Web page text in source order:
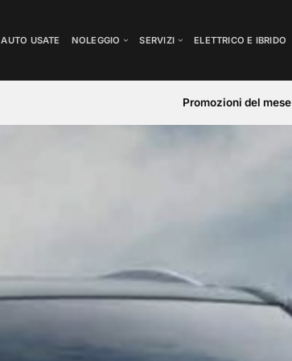
AUTO USATE NOLEGGIO SERVIZI ELETTRICO E IBRIDO
Promozioni del mese